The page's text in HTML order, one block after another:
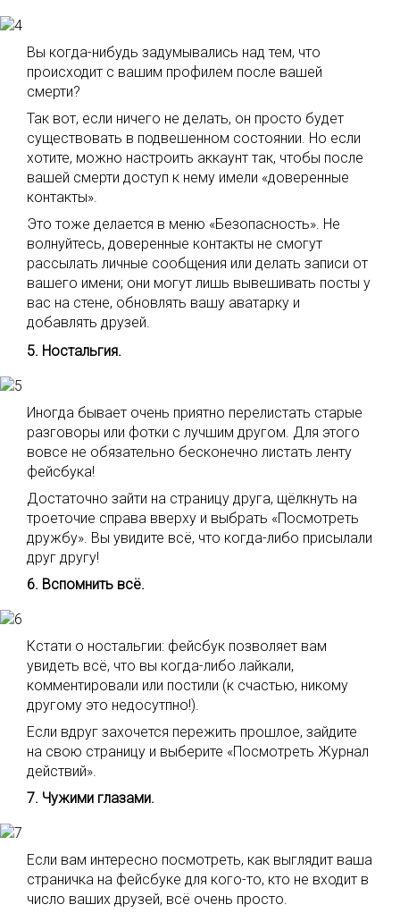
Вы когда-нибудь задумывались над тем, что
происходит с вашим профилем после вашей
смерти?
Так вот, если ничего не делать, он просто будет
существовать в подвешенном состоянии. Но если
хотите, можно настроить аккаунт так, чтобы после
вашей смерти доступ к нему имели «доверенные
контакты».
Это тоже делается в меню «Безопасность». Не
волнуйтесь, доверенные контакты не смогут
рассылать личные сообщения или делать записи от
вашего имени; они могут лишь вывешивать посты у
вас на стене, обновлять вашу аватарку и
добавлять друзей.
5. Ностальгия.
Иногда бывает очень приятно перелистать старые
разговоры или фотки с лучшим другом. Для этого
вовсе не обязательно бесконечно листать ленту
фейсбука!
Достаточно зайти на страницу друга, щёлкнуть на
троеточие справа вверху и выбрать «Посмотреть
дружбу». Вы увидите всё, что когда-либо присылали
друг другу!
6. Вспомнить всё.
Кстати о ностальгии: фейсбук позволяет вам
увидеть всё, что вы когда-либо лайкали,
комментировали или постили (к счастью, никому
другому это недосутпно!).
Если вдруг захочется пережить прошлое, зайдите
на свою страницу и выберите «Посмотреть Журнал
действий».
7. Чужими глазами.
Если вам интересно посмотреть, как выглядит ваша
страничка на фейсбуке для кого-то, кто не входит в
число ваших друзей, всё очень просто.